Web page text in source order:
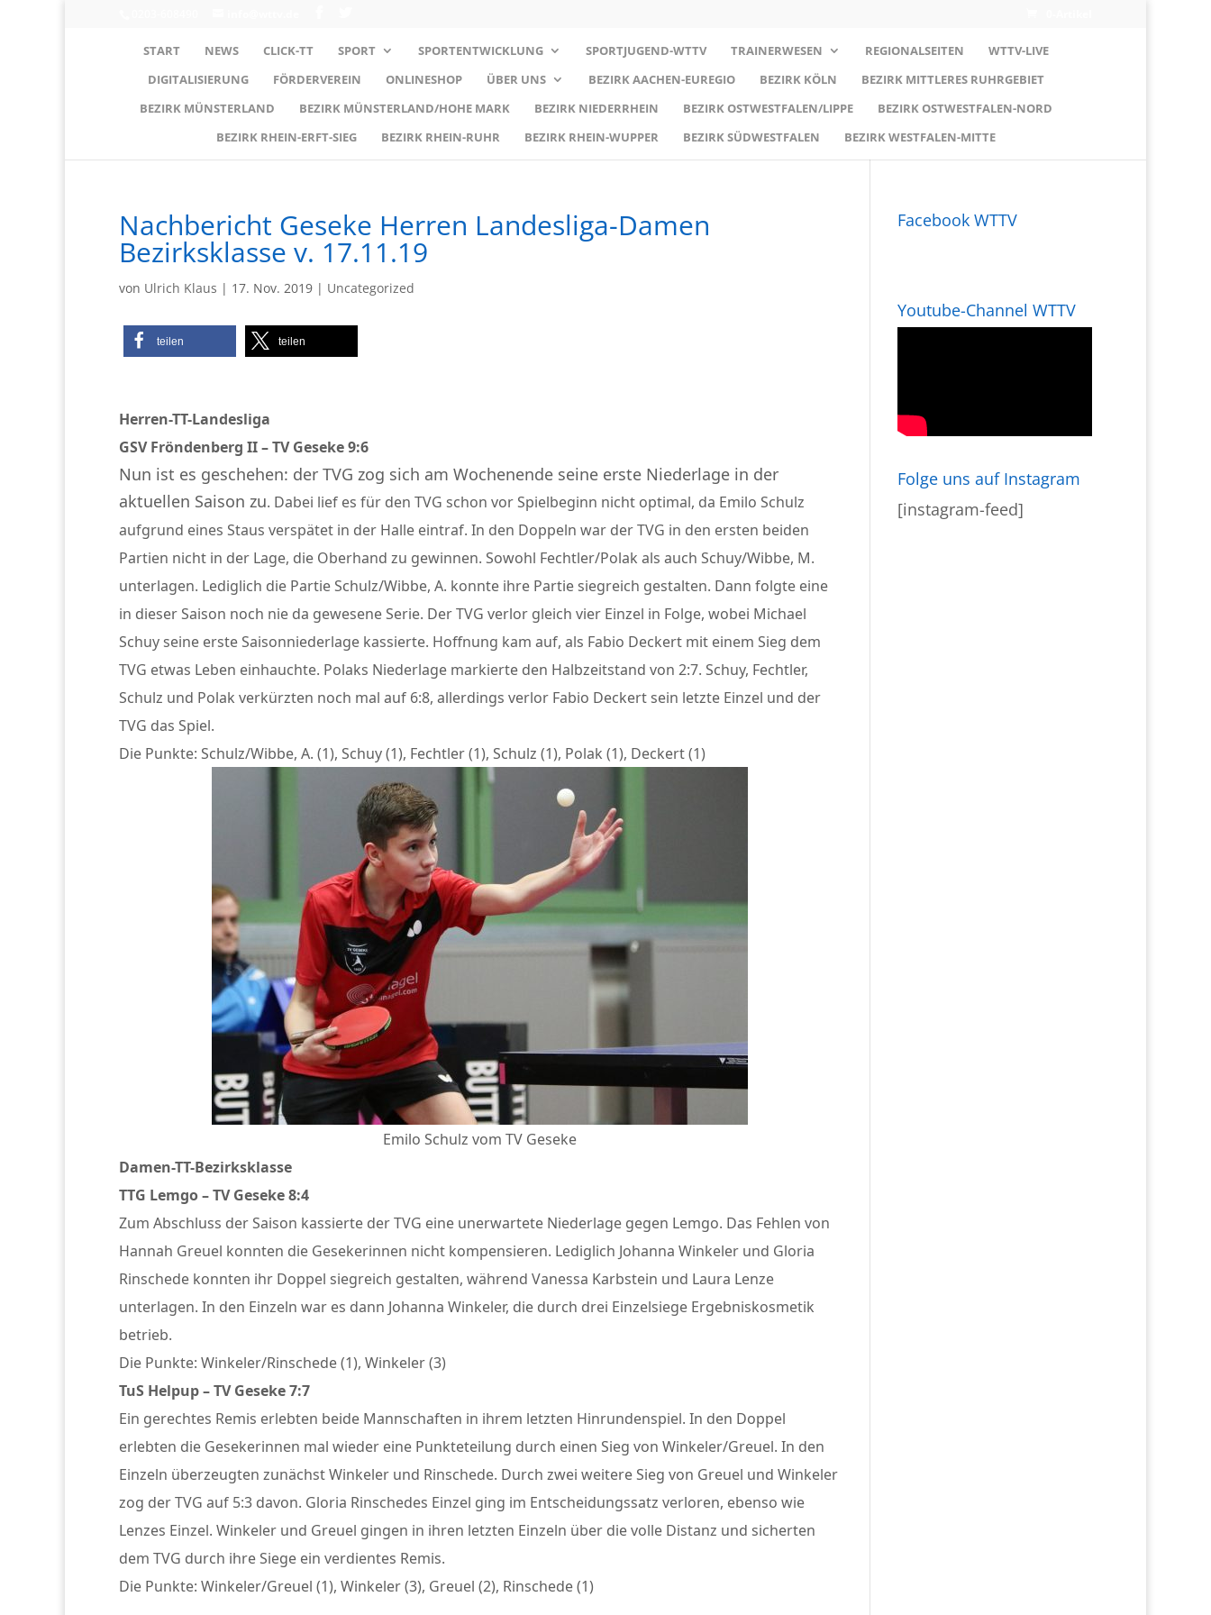
START NEWS CLICK-TT SPORT SPORTENTWICKLUNG SPORTJUGEND-WTTV TRAINERWESEN REGIONALSEITEN
WTTV-LIVE
DIGITALISIERUNG
FÖRDERVEREIN ONLINESHOP ÜBER UNS BEZIRK AACHEN-EUREGIO BEZIRK KÖLN
BEZIRK MITTLERES RUHRGEBIET
BEZIRK MÜNSTERLAND
BEZIRK MÜNSTERLAND/HOHE MARK BEZIRK NIEDERRHEIN BEZIRK OSTWESTFALEN/LIPPE
BEZIRK OSTWESTFALEN-NORD
BEZIRK RHEIN-ERFT-SIEG
BEZIRK RHEIN-RUHR BEZIRK RHEIN-WUPPER BEZIRK SÜDWESTFALEN BEZIRK WESTFALEN-MITTE
Nachbericht Geseke Herren Landesliga-Damen
Bezirksklasse v. 17.11.19
von Ulrich Klaus | 17. Nov. 2019 | Uncategorized
teilen teilen
Herren-TT-Landesliga
GSV Fröndenberg II – TV Geseke 9:6
Nun ist es geschehen: der TVG zog sich am Wochenende seine erste Niederlage in der
aktuellen Saison zu. Dabei lief es für den TVG schon vor Spielbeginn nicht optimal, da Emilo Schulz
aufgrund eines Staus verspätet in der Halle eintraf. In den Doppeln war der TVG in den ersten beiden
Partien nicht in der Lage, die Oberhand zu gewinnen. Sowohl Fechtler/Polak als auch Schuy/Wibbe, M.
unterlagen. Lediglich die Partie Schulz/Wibbe, A. konnte ihre Partie siegreich gestalten. Dann folgte eine
in dieser Saison noch nie da gewesene Serie. Der TVG verlor gleich vier Einzel in Folge, wobei Michael
Schuy seine erste Saisonniederlage kassierte. Hoffnung kam auf, als Fabio Deckert mit einem Sieg dem
TVG etwas Leben einhauchte. Polaks Niederlage markierte den Halbzeitstand von 2:7. Schuy, Fechtler,
Schulz und Polak verkürzten noch mal auf 6:8, allerdings verlor Fabio Deckert sein letzte Einzel und der
TVG das Spiel.
Die Punkte: Schulz/Wibbe, A. (1), Schuy (1), Fechtler (1), Schulz (1), Polak (1), Deckert (1)
Emilo Schulz vom TV Geseke
Damen-TT-Bezirksklasse
TTG Lemgo – TV Geseke 8:4
Zum Abschluss der Saison kassierte der TVG eine unerwartete Niederlage gegen Lemgo. Das Fehlen von
Hannah Greuel konnten die Gesekerinnen nicht kompensieren. Lediglich Johanna Winkeler und Gloria
Rinschede konnten ihr Doppel siegreich gestalten, während Vanessa Karbstein und Laura Lenze
unterlagen. In den Einzeln war es dann Johanna Winkeler, die durch drei Einzelsiege Ergebniskosmetik
betrieb.
Die Punkte: Winkeler/Rinschede (1), Winkeler (3)
TuS Helpup – TV Geseke 7:7
Ein gerechtes Remis erlebten beide Mannschaften in ihrem letzten Hinrundenspiel. In den Doppel
erlebten die Gesekerinnen mal wieder eine Punkteteilung durch einen Sieg von Winkeler/Greuel. In den
Einzeln überzeugten zunächst Winkeler und Rinschede. Durch zwei weitere Sieg von Greuel und Winkeler
zog der TVG auf 5:3 davon. Gloria Rinschedes Einzel ging im Entscheidungssatz verloren, ebenso wie
Lenzes Einzel. Winkeler und Greuel gingen in ihren letzten Einzeln über die volle Distanz und sicherten
dem TVG durch ihre Siege ein verdientes Remis.
Die Punkte: Winkeler/Greuel (1), Winkeler (3), Greuel (2), Rinschede (1)
Facebook WTTV
Youtube-Channel WTTV
Folge uns auf Instagram
[instagram-feed]